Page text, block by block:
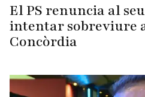
El PS renuncia al
intentar sobreviure
Concòrdia